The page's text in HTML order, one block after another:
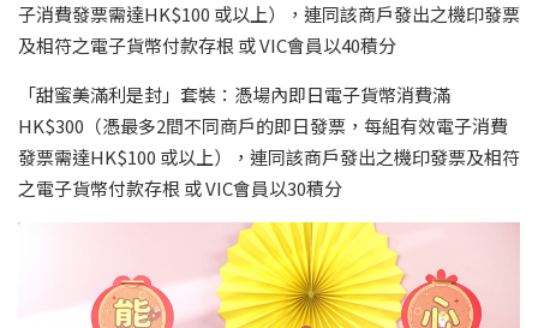
子消費發票需達HK$100 或以上），連同該商戶發出之機印發票
及相符之電子貨幣付款存根 或 VIC會員以40積分
「甜蜜美滿利是封」套裝：憑場內即日電子貨幣消費滿
HK$300（憑最多2間不同商戶的即日發票，每組有效電子消費
發票需達HK$100 或以上），連同該商戶發出之機印發票及相符
之電子貨幣付款存根 或 VIC會員以30積分